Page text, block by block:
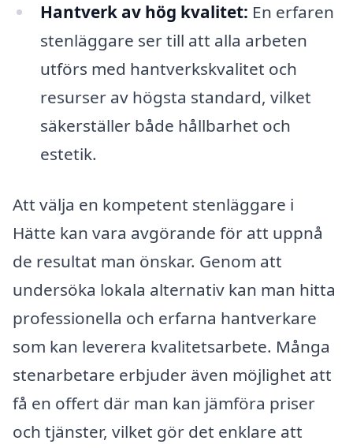
Hantverk av hög kvalitet: En erfaren
stenläggare ser till att alla arbeten
utförs med hantverkskvalitet och
resurser av högsta standard, vilket
säkerställer både hållbarhet och
estetik.
Att välja en kompetent stenläggare i
Hätte kan vara avgörande för att uppnå
de resultat man önskar. Genom att
undersöka lokala alternativ kan man hitta
professionella och erfarna hantverkare
som kan leverera kvalitetsarbete. Många
stenarbetare erbjuder även möjlighet att
få en offert där man kan jämföra priser
och tjänster, vilket gör det enklare att